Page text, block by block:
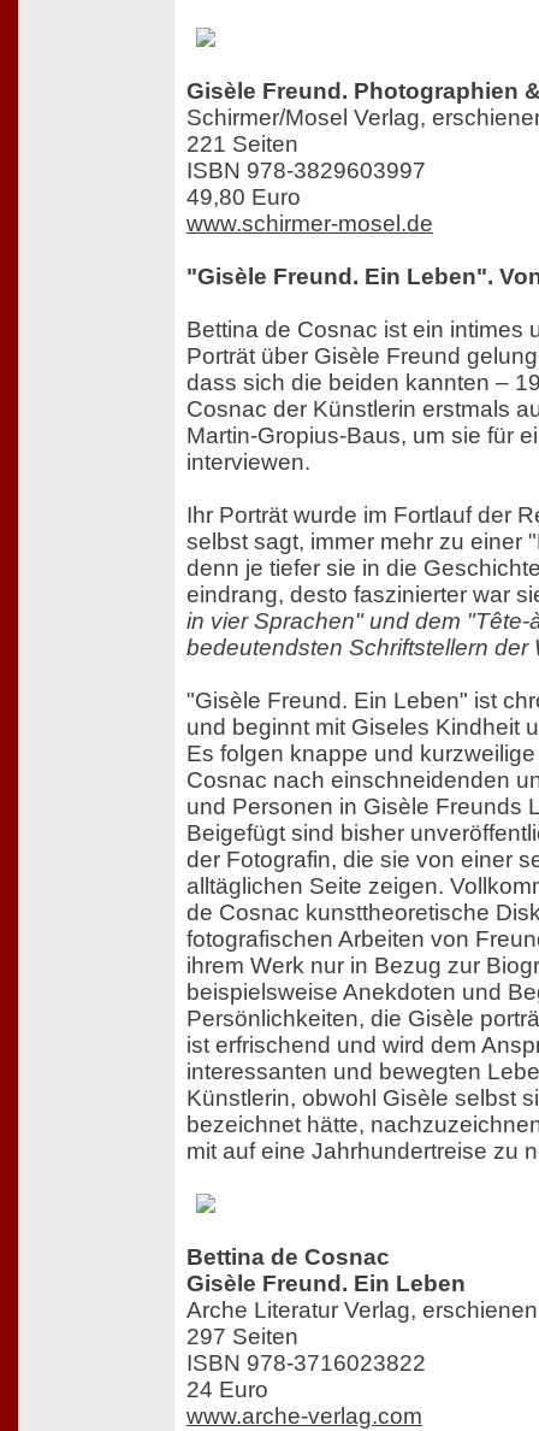
Gisèle Freund. Photographien
Schirmer/Mosel Verlag,
221 Seiten
ISBN 978-3829603997
49,80 Euro
www.schirmer-mosel.de
"Gisèle Freund. Ein Leben".
Bettina de Cosnac ist ein intimes
Porträt über Gisèle Freund
dass sich die beiden kannten –
Cosnac der Künstlerin erstmals
Martin-Gropius-Baus, um sie für
interviewen.
Ihr Porträt wurde im Fortlauf der
selbst sagt, immer mehr zu einer
denn je tiefer sie in die
eindrang, desto faszinierter war
in vier Sprachen" und dem "Tête-
bedeutendsten Schriftstellern der
"Gisèle Freund. Ein Leben" ist
und beginnt mit Giseles Kindheit
Es folgen knappe und
Cosnac nach einschneidenden
und Personen in Gisèle Freunds
Beigefügt sind bisher
der Fotografin, die sie von einer
alltäglichen Seite zeigen.
de Cosnac kunsttheoretische
fotografischen Arbeiten von
ihrem Werk nur in Bezug zur
beispielsweise Anekdoten und
Persönlichkeiten, die Gisèle
ist erfrischend und wird dem
interessanten und bewegten
Künstlerin, obwohl Gisèle selbst
bezeichnet hätte,
mit auf eine Jahrhundertreise zu
Bettina de Cosnac
Gisèle Freund. Ein Leben
Arche Literatur Verlag,
297 Seiten
ISBN 978-3716023822
24 Euro
www.arche-verlag.com